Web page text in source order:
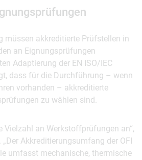
müssen akkreditierte Prüfstellen in
an Eignungsprüfungen
Adaptierung der EN ISO/IEC
dass für die Durchführung – wenn
vorhanden – akkreditierte
zu wählen sind.
Vielzahl an Werkstoffprüfungen an“,
Akkreditierungsumfang der OFI
umfasst mechanische, thermische